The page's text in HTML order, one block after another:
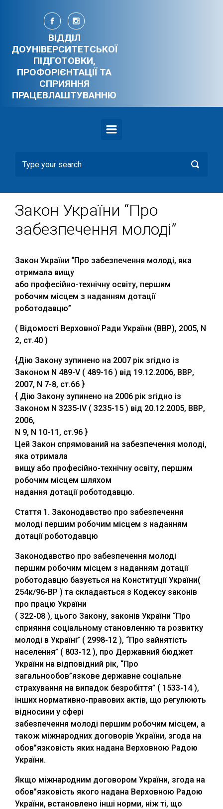
Skip to main content
ВІДДІЛ
ДОУНІВЕРСИТЕТСЬКОЇ
ПІДГОТОВКИ,
ПРОФОРІЄНТАЦІЇ ТА
СПРИЯННЯ
ПРАЦЕВЛАШТУВАННЮ
Закон України “Про
забезпечення молоді”
Закон України “Про забезпечення молоді, яка
отримала вищу
або професійно-технічну освіту, першим
робочим місцем з наданням дотації
роботодавцю”
( Відомості Верховної Ради України (ВВР), 2005, N
2, ст.40 )
{Дію Закону зупинено на 2007 рік згідно із
Законом N 489-V ( 489-16 ) від 19.12.2006, ВВР,
2007, N 7-8, ст.66 }
{ Дію Закону зупинено на 2006 рік згідно із
Законом N 3235-IV ( 3235-15 ) від 20.12.2005, ВВР,
2006,
N 9, N 10-11, ст.96 }
Цей Закон спрямований на забезпечення молоді,
яка отримала
вищу або професійно-технічну освіту, першим
робочим місцем шляхом
надання дотації роботодавцю.
Стаття 1. Законодавство про забезпечення
молоді першим робочим місцем з наданням
дотації роботодавцю
Законодавство про забезпечення молоді
першим робочим місцем з наданням дотації
роботодавцю базується на Конституції України(
254к/96-ВР ) та складається з Кодексу законів
про працю України
( 322-08 ), цього Закону, законів України “Про
сприяння соціальному становленню та розвитку
молоді в Україні” ( 2998-12 ), “Про зайнятість
населення” ( 803-12 ), про Державний бюджет
України на відповідний рік, “Про
загальнообов”язкове державне соціальне
страхування на випадок безробіття” ( 1533-14 ),
інших нормативно-правових актів, що регулюють
відносини у сфері
забезпечення молоді першим робочим місцем, а
також міжнародних договорів України, згода на
обов”язковість яких надана Верховною Радою
України.
Якщо міжнародним договором України, згода на
обов”язковість якого надана Верховною Радою
України, встановлено інші норми, ніж ті, що